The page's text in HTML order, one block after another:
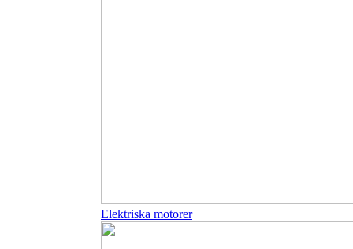
Elektriska motorer